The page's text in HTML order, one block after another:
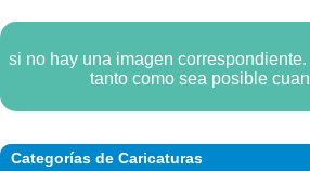
Categorías de Caricaturas
si no hay una imagen
tanto como sea posible